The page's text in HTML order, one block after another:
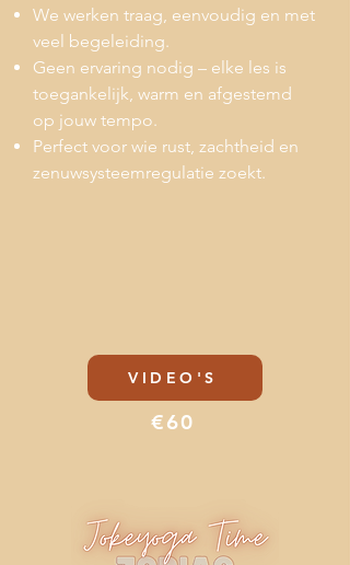
We werken traag, eenvoudig en met
veel begeleiding.
Geen ervaring nodig – elke les is
toegankelijk, warm en afgestemd
op jouw tempo.
Perfect voor wie rust, zachtheid en
zenuwsysteemregulatie zoekt.
VIDEO'S
€60